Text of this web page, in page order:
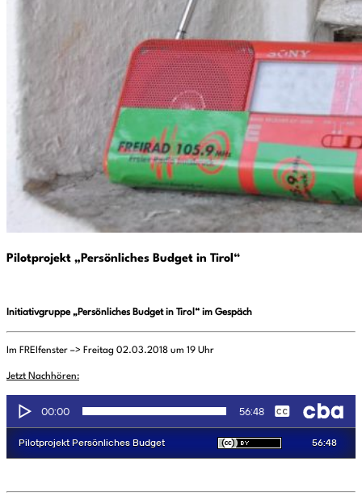
Pilotprojekt „Persönliches Budget in Tirol“
Initiativgruppe „Persönliches Budget in Tirol“ im Gespäch
Im FREIfenster –> Freitag 02.03.2018 um 19 Uhr
Jetzt Nachhören: